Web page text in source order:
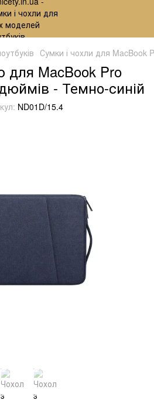
Сумки і чохли для MacBook
для MacBook Pro
- Темно-синій
ND01D/15.4